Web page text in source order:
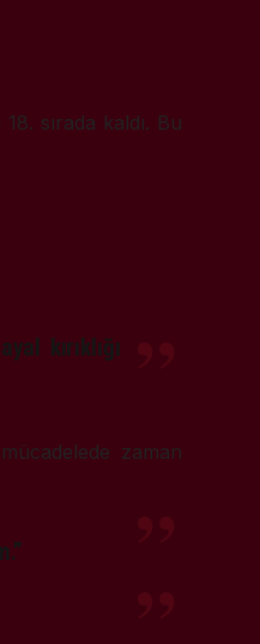
sırada kaldı. Bu
kırıklığı
zaman